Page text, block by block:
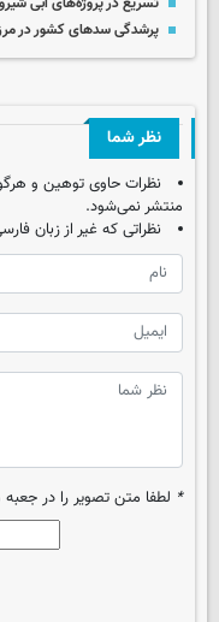
پرشدگی سدهای کشور در مرز ۷۰ درصد
نظر شما
نظرات حاوی توهین و
منتشر نمی‌شود.
نظراتی که غیر از زبان
* لطفا متن تصویر را در جعبه